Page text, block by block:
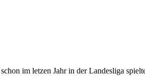
im letzen Jahr in der Landesliga